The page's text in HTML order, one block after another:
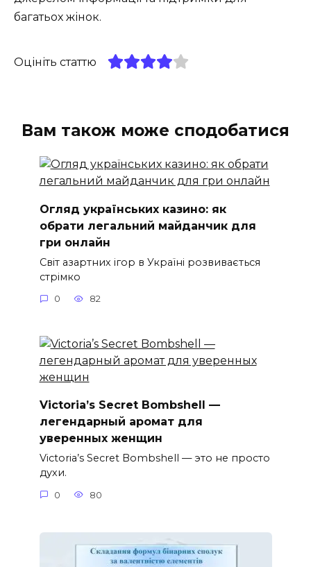
багатьох жінок.
Оцініть статтю
Вам також може сподобатися
Огляд українських казино: як
обрати легальний майданчик для
гри онлайн
Світ азартних ігор в Україні розвивається
стрімко
0 82
Victoria’s Secret Bombshell —
легендарный аромат для
уверенных женщин
Victoria’s Secret Bombshell — это не просто
духи.
0 80